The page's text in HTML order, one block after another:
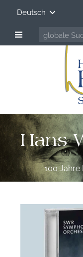
Deutsch
Hans
100